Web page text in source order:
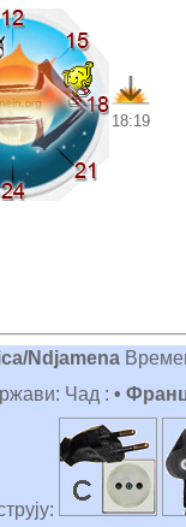
18:19
Ndjamena
Чад : •